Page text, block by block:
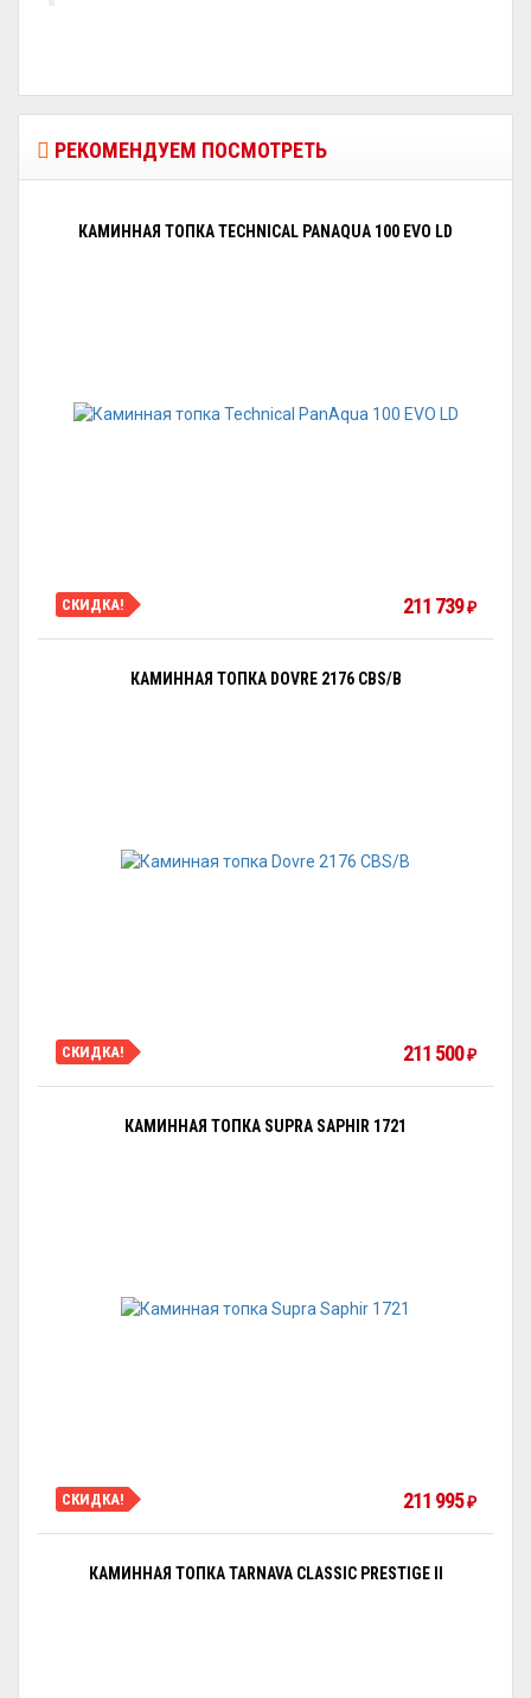
РЕКОМЕНДУЕМ ПОСМОТРЕТЬ
КАМИННАЯ ТОПКА TECHNICAL PANAQUA 100 EVO LD
СКИДКА! 211 739₽
КАМИННАЯ ТОПКА DOVRE 2176 CBS/B
СКИДКА! 211 500₽
КАМИННАЯ ТОПКА SUPRA SAPHIR 1721
СКИДКА! 211 995₽
КАМИННАЯ ТОПКА TARNAVA CLASSIC PRESTIGE II